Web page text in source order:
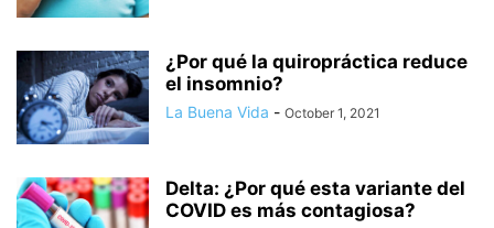
¿Por qué la quiropráctica reduce
el insomnio?
La Buena Vida - October 1, 2021
Delta: ¿Por qué esta variante del
COVID es más contagiosa?